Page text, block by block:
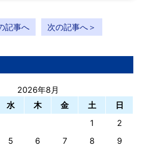
記事へ 次の記事へ＞
2026年8月
水 木 金 土
日
1
2
5 6 7 8
9